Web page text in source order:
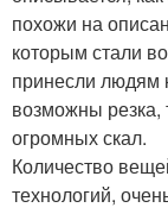
похожи на
которым стали
принесли людям
возможны резка,
огромных скал.
Количество
технологий,